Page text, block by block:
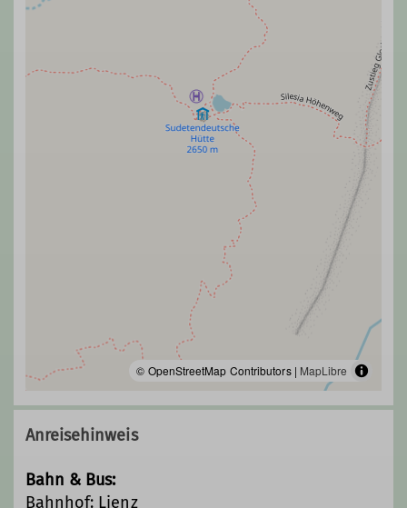
© OpenStreetMap Contributors | MapLibre
Anreisehinweis
Bahn & Bus:
Bahnhof: Lienz